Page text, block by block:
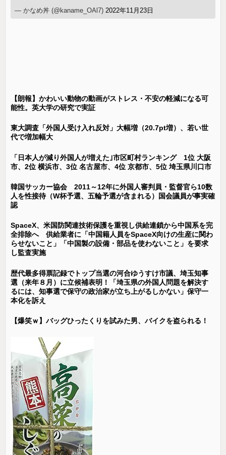
— かなめ丼 (@kaname_OAl7) 2022年11月23日
【朗報】かわいい動物の動画がストレス・不安の軽減になる可
能性。英大学の研究で実証
東大調査「外国人受け入れ反対」大幅増（20.7pt増）、若い世
代で増加幅大
「日本人が減り外国人が増えた｣市区町村ランキング 1位 大阪
市、2位 横浜市、3位 名古屋市、4位 京都市、5位 埼玉県川口市
韓国サッカー協会 2011～12年に外国人審判員・監督官ら10数
人を性接待（W杯予選、五輪予選が含まれる）国会議員が事実確
認
SpaceX、米国防関連技術保護を重視し供給連鎖から中国系を完
全排除へ 供給業者に「中国籍人員をSpaceX向けの生産に関わ
らせないこと」「中国製の設備・部品を使わないこと」を要求
し監査実施
歴代最多得票記録でトップ当選の河合ゆうすけ市議、埼玉知事
選（来年８月）に立候補表明！「埼玉県の外国人問題を解決す
るには、知事選で保守の政治家が立ち上がるしかない」保守一
本化を訴え
【爆笑ｗ】バッグひったくりを試みた男、バイクを盗られる！